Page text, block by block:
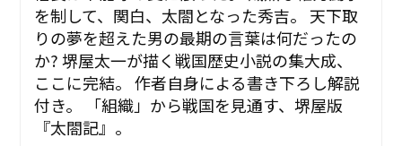
を制して、関白、太閤となった秀吉。 天下取
りの夢を超えた男の最期の言葉は何だったの
か? 堺屋太一が描く戦国歴史小説の集大成、
ここに完結。 作者自身による書き下ろし解説
付き。 「組織」から戦国を見通す、堺屋版
『太閤記』。